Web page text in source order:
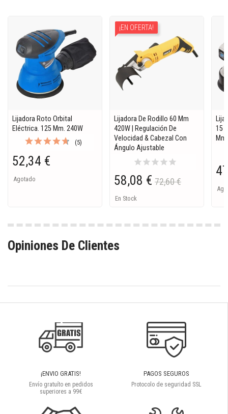
Lijadora Roto Orbital
Eléctrica. 125 Mm. 240W
(5)
52,34 €
Agotado
Lijadora De Rodillo 60 Mm
420W | Regulación De
Velocidad & Cabezal Con
Ángulo Ajustable
starstarstarstarstar
58,08 € 72,60 €
En Stock
¡EN OFERTA!
15
Mm
Opiniones De Clientes
¡ENVIO GRATIS!
Envío gratuíto en pedidos
superiores a 99€
PAGOS SEGUROS
Protocolo de seguridad SSL